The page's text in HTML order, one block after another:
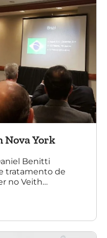
Nova York
Benitti
tratamento de
no Veith